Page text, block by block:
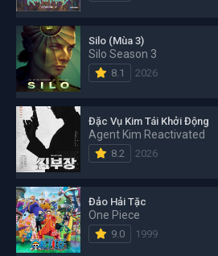
Silo (Mùa 3)
Silo Season 3
8.1 2026
Đặc Vụ Kim Tái Khởi Động
Agent Kim Reactivated
8.2 2026
Đảo Hải Tặc
One Piece
9.0 1999